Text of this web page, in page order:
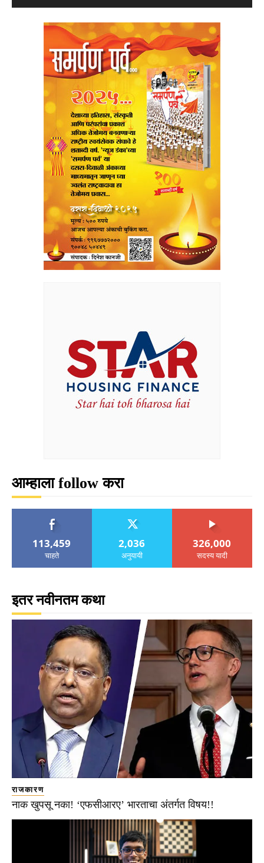
आम्हाला follow करा
113,459
चाहते
2,036
अनुयायी
326,000
सदस्य यादी
इतर नवीनतम कथा
राजकारण
नाक खुपसू नका! ‘एफसीआरए’ भारताचा अंतर्गत विषय!!